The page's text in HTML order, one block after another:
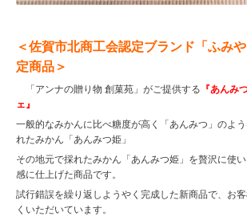
＜佐賀市北商工会認定ブランド「ふみ
定商品＞
「アンナの贈り物 創菓苑」がご提供する 『あんみ
ェ』
一般的なみかんに比べ糖度が高く「あんみつ」のよ
れたみかん「あんみつ姫」
その地元で採れたみかん「あんみつ姫」を贅沢に使
感に仕上げた商品です。
試行錯誤を繰り返しようやく完成した新商品で、お
くいただいています。